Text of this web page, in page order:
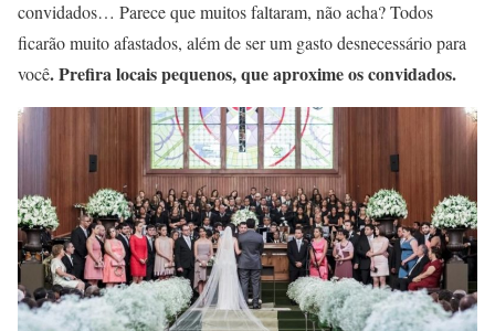
convidados… Parece que muitos faltaram, não acha? Todos
ficarão muito afastados, além de ser um gasto desnecessário para
você. Prefira locais pequenos, que aproxime os convidados.